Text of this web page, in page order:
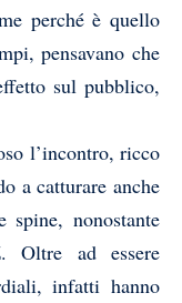
perché è quello
pensavano che
sul pubblico,
l’incontro, ricco
a catturare anche
spine, nonostante
Oltre ad essere
infatti hanno